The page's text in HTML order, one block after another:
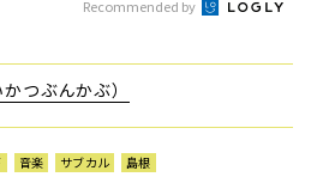
Recommended by
つぶんかぶ）
音楽 サブカル 島根